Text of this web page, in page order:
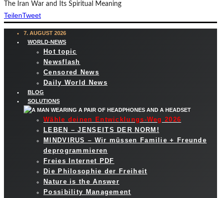
The Iran War and Its Spiritual Meaning
TeilenTweet
7. AUGUST 2026
WORLD-NEWS
Hot topic
Newsflash
Censored News
Daily World News
BLOG
SOLUTIONS
Wähle deinen Entwicklungs-Weg 2026
LEBEN – JENSEITS DER NORM!
MINDVIRUS – Wir müssen Familie + Freunde
deprogrammieren
Freies Internet PDF
Die Philosophie der Freiheit
Nature is the Answer
Possibility Management